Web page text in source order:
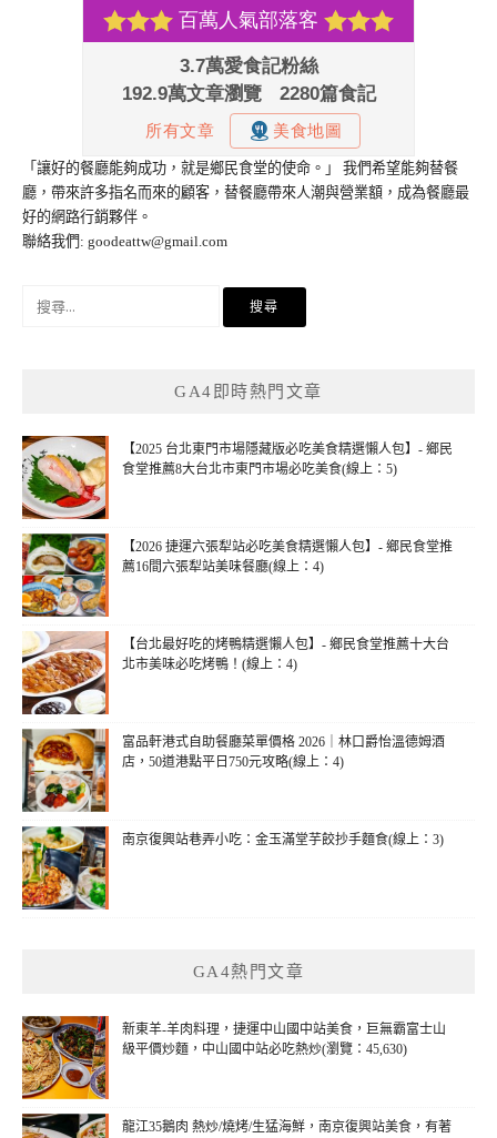
「讓好的餐廳能夠成功，就是鄉民食堂的使命。」 我們希望能夠替餐
廳，帶來許多指名而來的顧客，替餐廳帶來人潮與營業額，成為餐廳最
好的網路行銷夥伴。
聯絡我們: goodeattw@gmail.com
GA4即時熱門文章
【2025 台北東門市場隱藏版必吃美食精選懶人包】- 鄉民
食堂推薦8大台北市東門市場必吃美食(線上：5)
【2026 捷運六張犁站必吃美食精選懶人包】- 鄉民食堂推
薦16間六張犁站美味餐廳(線上：4)
【台北最好吃的烤鴨精選懶人包】- 鄉民食堂推薦十大台
北市美味必吃烤鴨！(線上：4)
富品軒港式自助餐廳菜單價格 2026｜林口爵怡溫德姆酒
店，50道港點平日750元攻略(線上：4)
南京復興站巷弄小吃：金玉滿堂芋餃抄手麵食(線上：3)
GA4熱門文章
新東羊-羊肉料理，捷運中山國中站美食，巨無霸富士山
級平價炒麵，中山國中站必吃熱炒(瀏覽：45,630)
龍江35鵝肉 熱炒/燒烤/生猛海鮮，南京復興站美食，有著